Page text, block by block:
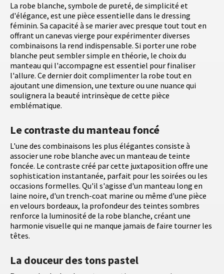
La robe blanche, symbole de pureté, de simplicité et
d'élégance, est une pièce essentielle dans le dressing
féminin. Sa capacité à se marier avec presque tout tout en
offrant un canevas vierge pour expérimenter diverses
combinaisons la rend indispensable. Si porter une robe
blanche peut sembler simple en théorie, le choix du
manteau qui l'accompagne est essentiel pour finaliser
l'allure. Ce dernier doit complimenter la robe tout en
ajoutant une dimension, une texture ou une nuance qui
soulignera la beauté intrinsèque de cette pièce
emblématique.
Le contraste du manteau foncé
L'une des combinaisons les plus élégantes consiste à
associer une robe blanche avec un manteau de teinte
foncée. Le contraste créé par cette juxtaposition offre une
sophistication instantanée, parfait pour les soirées ou les
occasions formelles. Qu'il s'agisse d'un manteau long en
laine noire, d'un trench-coat marine ou même d'une pièce
en velours bordeaux, la profondeur des teintes sombres
renforce la luminosité de la robe blanche, créant une
harmonie visuelle qui ne manque jamais de faire tourner les
têtes.
La douceur des tons pastel